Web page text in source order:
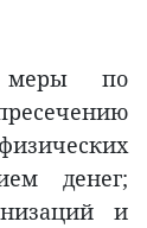
меры по
денег;
и